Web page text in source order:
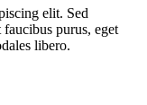
elit. Sed
purus, eget
libero.